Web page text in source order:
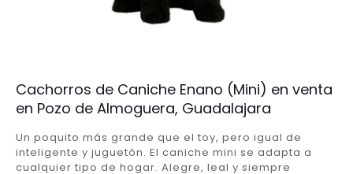
Cachorros de Caniche Enano (Mini) en venta
en Pozo de Almoguera, Guadalajara
Un poquito más grande que el toy, pero igual de
inteligente y juguetón. El caniche mini se adapta a
cualquier tipo de hogar. Alegre, leal y siempre